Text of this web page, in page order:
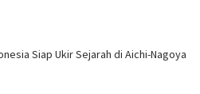
Siap Ukir Sejarah di Aichi-Nagoya